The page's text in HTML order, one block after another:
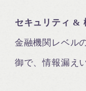
セキュリティ &
金融機関レベル
御で、情報漏え